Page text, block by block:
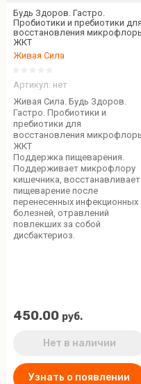
Будь Здоров. Гастро.
Пробиотики и пребиотики для
восстановления
ЖКТ
Живая Сила
Артикул: нет
Живая Сила. Будь Здоров.
Гастро. Пробиотики и
пребиотики для
восстановления
ЖКТ
Поддержка пищеварения.
Поддерживает микрофлору
кишечника, восстанавливает
пищеварение после
перенесенных инфекционных
болезней, отравлений
повлекших за собой
дисбактериоз.
450.00 руб.
Нет в наличии
Узнать о появлении